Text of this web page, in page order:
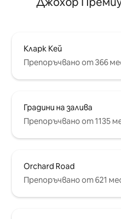
Кларк Кей
Препоръчвано от 366
Градини на залива
Препоръчвано от 1135
Orchard Road
Препоръчвано от 621